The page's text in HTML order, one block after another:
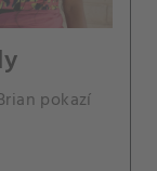
pokazí